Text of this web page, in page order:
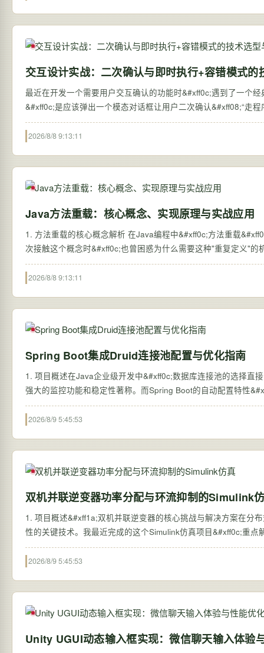
交互设计实战：二次确认与即时执行+容错模式的
最近在开发一个需要用户交互确认的功能时&#xff0c;遇到了一个
&#xff0c;是应该弹出一个模态对话框让用户二次确认&#xff08;“走
2026/8/8 9:13:11
Java方法重载：核心概念、实现原理与实战应用
1. 方法重载的核心概念解析 在Java编程中&#xff0c;方法重载
次接触这个概念时&#xff0c;也曾困惑为什么需要这种"重复定义"
2026/8/8 9:13:11
Spring Boot集成Druid连接池配置与优化指南
1. 项目概述在Java企业级开发中&#xff0c;数据库连接池的选择直
强大的监控功能和稳定性著称。而Spring Boot的自动配置特性
2026/8/9 5:45:53
双机并联逆变器功率分配与环流抑制的Simulink
1. 项目概述&#xff1a;双机并联逆变器的核心挑战与解决方案在分
性的关键技术。我最近完成的这个Simulink仿真项目&#xff0c;重
2026/8/9 5:45:53
Unity UGUI动态输入框实现：微信聊天输入体验